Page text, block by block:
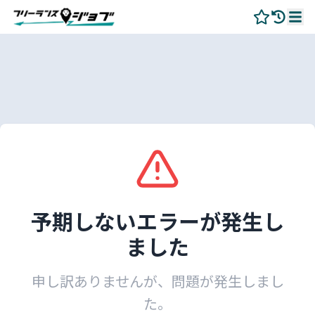
予期しないエラーが発生し
ました
申し訳ありませんが、問題が発生しまし
た。